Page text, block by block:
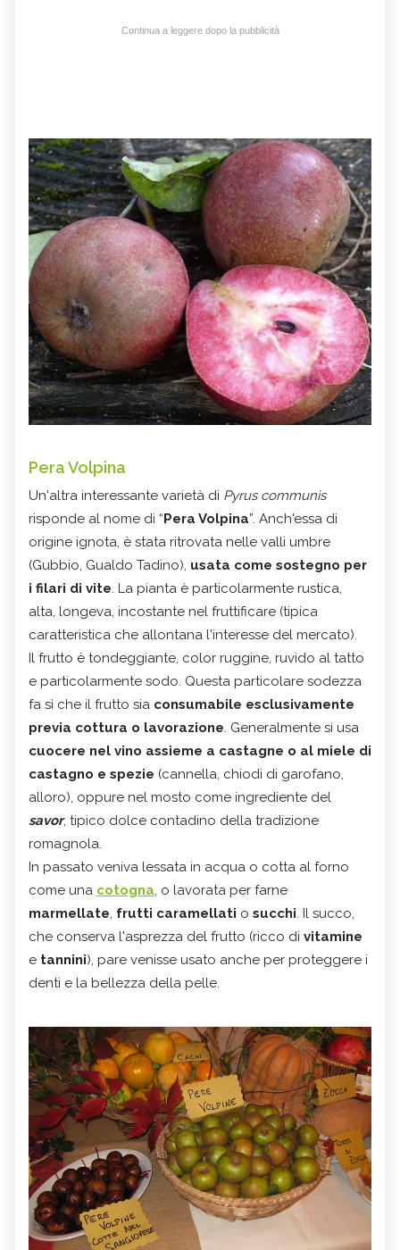
Continua a leggere dopo la pubblicità
Pera Volpina
Un'altra interessante varietà di Pyrus communis
risponde al nome di “Pera Volpina”. Anch'essa di
origine ignota, è stata ritrovata nelle valli umbre
(Gubbio, Gualdo Tadino), usata come sostegno per
i filari di vite . La pianta è particolarmente rustica,
alta, longeva, incostante nel fruttificare (tipica
caratteristica che allontana l'interesse del mercato).
Il frutto è tondeggiante, color ruggine, ruvido al tatto
e particolarmente sodo. Questa particolare sodezza
fa sì che il frutto sia consumabile esclusivamente
previa cottura o lavorazione . Generalmente si usa
cuocere nel vino assieme a castagne o al miele di
castagno e spezie (cannella, chiodi di garofano,
alloro), oppure nel mosto come ingrediente del
savor, tipico dolce contadino della tradizione
romagnola.
In passato veniva lessata in acqua o cotta al forno
come una cotogna , o lavorata per farne
marmellate frutti caramellati o succhi . Il succo,
che conserva l'asprezza del frutto (ricco di vitamine
e tannini), pare venisse usato anche per proteggere i
denti e la bellezza della pelle.